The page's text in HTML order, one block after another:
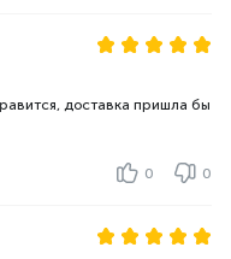
доставка пришла бы
0 0